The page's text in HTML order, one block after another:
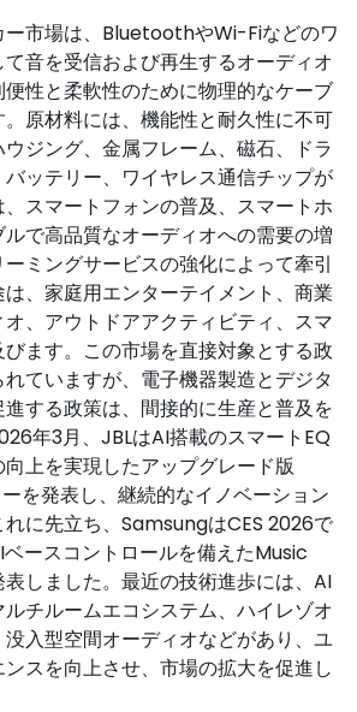
ー市場は、BluetoothやWi-Fiなどのワ
音を受信および再生するオーディオ
性と柔軟性のために物理的なケーブ
原材料には、機能性と耐久性に不可
ジング、金属フレーム、磁石、ドラ
ッテリー、ワイヤレス通信チップが
スマートフォンの普及、スマートホ
で高品質なオーディオへの需要の増
ミングサービスの強化によって牽引
、家庭用エンターテイメント、商業
、アウトドアアクティビティ、スマ
ます。この市場を直接対象とする政
ていますが、電子機器製造とデジタ
する政策は、間接的に生産と普及を
年3月、JBLはAI搭載のスマートEQ
上を実現したアップグレード版
を発表し、継続的なイノベーション
れに先立ち、SamsungはCES 2026で
ースコントロールを備えたMusic
しました。最近の技術進歩には、AI
チルームエコシステム、ハイレゾオ
入型空間オーディオなどがあり、ユ
スを向上させ、市場の拡大を促進し